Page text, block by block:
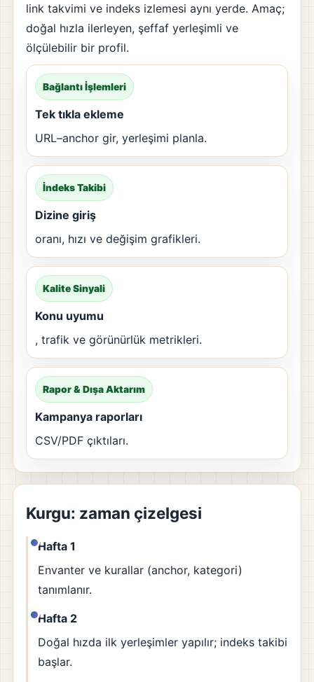
link takvimi ve indeks izlemesi aynı yerde. Amaç;
doğal hızla ilerleyen, şeffaf yerleşimli ve
ölçülebilir bir profil.
Bağlantı İşlemleri
Tek tıkla ekleme
URL–anchor gir, yerleşimi planla.
İndeks Takibi
Dizine giriş
oranı, hızı ve değişim grafikleri.
Kalite Sinyali
Konu uyumu
, trafik ve görünürlük metrikleri.
Rapor & Dışa Aktarım
Kampanya raporları
CSV/PDF çıktıları.
Kurgu: zaman çizelgesi
Hafta 1
Envanter ve kurallar (anchor, kategori)
tanımlanır.
Hafta 2
Doğal hızda ilk yerleşimler yapılır; indeks takibi
başlar.